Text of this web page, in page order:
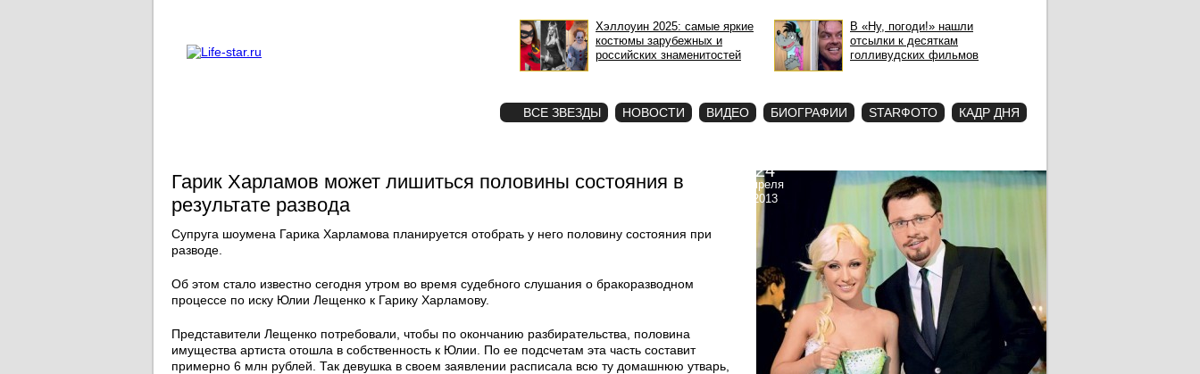
Хэллоуин 2025: самые яркие
костюмы зарубежных и
российских знаменитостей
В «Ну, погоди!» нашли
отсылки к десяткам
голливудских фильмов
ВСЕ ЗВЕЗДЫ НОВОСТИ ВИДЕО БИОГРАФИИ STARФОТО КАДР ДНЯ
Гарик Харламов может лишиться половины состояния в
результате развода
Супруга шоумена Гарика Харламова планируется отобрать у него половину состояния при
разводе.
Об этом стало известно сегодня утром во время судебного слушания о бракоразводном
процессе по иску Юлии Лещенко к Гарику Харламову.
Представители Лещенко потребовали, чтобы по окончанию разбирательства, половина
имущества артиста отошла в собственность к Юлии. По ее подсчетам эта часть составит
примерно 6 млн рублей. Так девушка в своем заявлении расписала всю ту домашнюю утварь,
24
апреля
2013